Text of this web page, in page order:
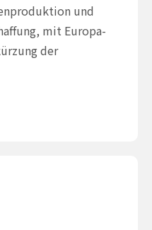
und
mit Europa-
der